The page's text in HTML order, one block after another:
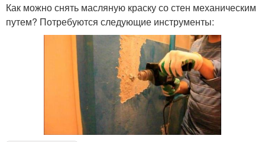
Как можно снять масляную краску со стен механическим
путем? Потребуются следующие инструменты: